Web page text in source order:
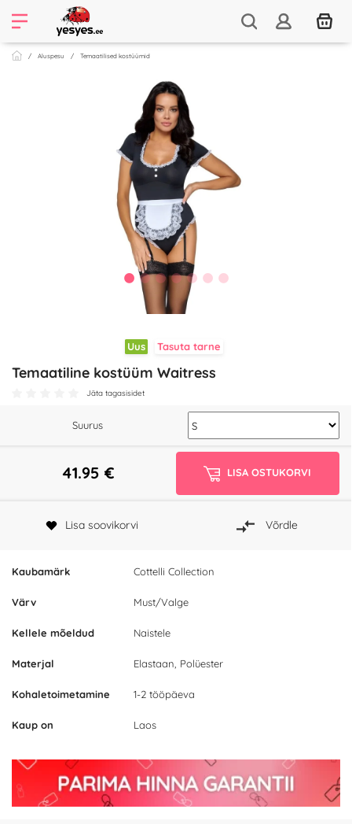
Aluspesu Temaatilised kostüümid
Uus Tasuta tarne
Temaatiline kostüüm Waitress
Jäta tagasisidet
Kaubamärk Cottelli Collection
Värv Must/Valge
Kellele mõeldud Naistele
Materjal Elastaan, Polüester
Kohaletoimetamine 1-2 tööpäeva
Kaup on Laos
Suurus
41.95 € LISA OSTUKORVI
Lisa soovikorvi Võrdle